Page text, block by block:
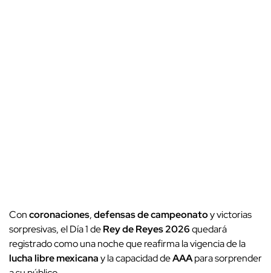
Concoronaciones,defensas de campeonatoy victorias
sorpresivas, el Día 1 deRey de Reyes 2026quedará
registrado como una noche que reafirma la vigencia de la
lucha libre mexicanay la capacidad deAAApara sorprender